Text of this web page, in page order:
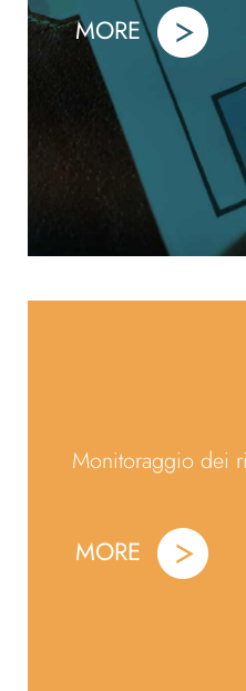
MORE
Monitoraggio dei
MORE